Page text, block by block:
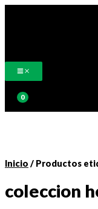
Inicio / Productos
coleccion